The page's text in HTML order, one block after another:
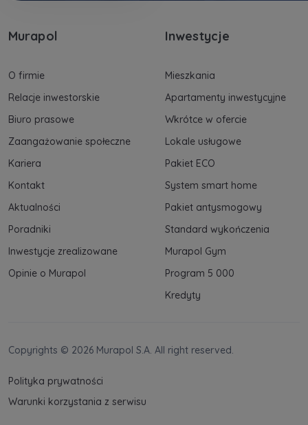
Murapol
O firmie
Relacje inwestorskie
Biuro prasowe
Zaangażowanie społeczne
Kariera
Kontakt
Aktualności
Poradniki
Inwestycje zrealizowane
Opinie o Murapol
Inwestycje
Mieszkania
Apartamenty inwestycyjne
Wkrótce w ofercie
Lokale usługowe
Pakiet ECO
System smart home
Pakiet antysmogowy
Standard wykończenia
Murapol Gym
Program 5 000
Kredyty
Copyrights © 2026 Murapol S.A. All right reserved.
Polityka prywatności
Warunki korzystania z serwisu